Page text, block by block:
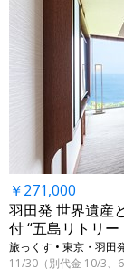
￥271,000
羽田発 世界遺産
付 “五島リトリ
旅っくす • 東京・羽田
11/30（別代金 10/3、